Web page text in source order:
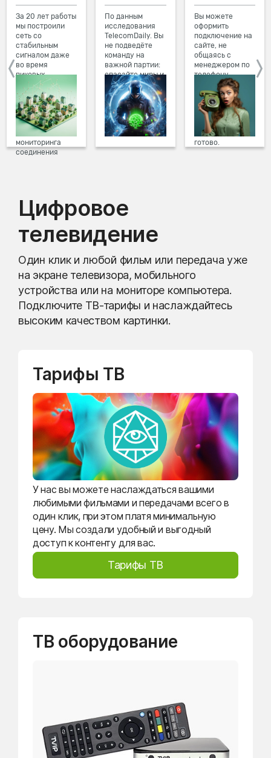
За 20 лет работы
мы построили
сеть со
стабильным
сигналом даже
во время
пиковых
нагрузок в
вечернее время.
Мы постоянно
обновляем наше
оборудование в
домах, а система
мониторинга
соединения
По данным
исследования
TelecomDaily. Вы
не подведёте
команду на
важной партии:
спасайте миры и
побеждайте с
друзьями в
онлайн-играх.
Вы можете
оформить
подключение на
сайте, не
общаясь с
менеджером по
телефону.
Просто в три
клика заполните
форму заявки на
сайте, выберите
дату и время
подключения,
готово.
Цифровое
телевидение
Один клик и любой фильм или передача уже
на экране телевизора, мобильного
устройства или на мониторе компьютера.
Подключите ТВ-тарифы и наслаждайтесь
высоким качеством картинки.
Тарифы ТВ
У нас вы можете наслаждаться вашими
любимыми фильмами и передачами всего в
один клик, при этом платя минимальную
цену. Мы создали удобный и выгодный
доступ к контенту для вас.
Тарифы ТВ
ТВ оборудование